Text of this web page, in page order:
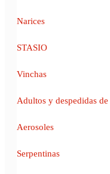
Narices
STASIO
Vinchas
Adultos y despedidas de
Aerosoles
Serpentinas